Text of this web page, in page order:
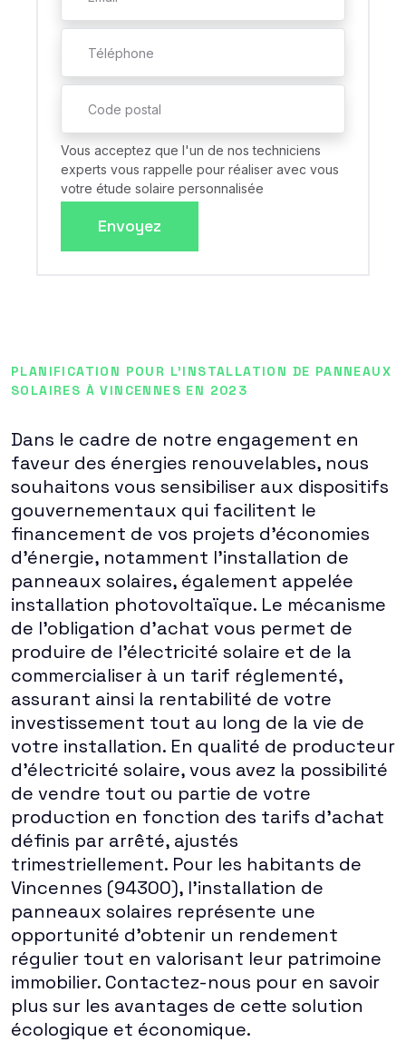
Vous acceptez que l'un de nos techniciens
experts vous rappelle pour réaliser avec vous
votre étude solaire personnalisée
Envoyez
PLANIFICATION POUR L'INSTALLATION DE PANNEAUX
SOLAIRES À VINCENNES EN 2023
Dans le cadre de notre engagement en
faveur des énergies renouvelables, nous
souhaitons vous sensibiliser aux dispositifs
gouvernementaux qui facilitent le
financement de vos projets d'économies
d'énergie, notamment l'installation de
panneaux solaires, également appelée
installation photovoltaïque. Le mécanisme
de l'obligation d'achat vous permet de
produire de l'électricité solaire et de la
commercialiser à un tarif réglementé,
assurant ainsi la rentabilité de votre
investissement tout au long de la vie de
votre installation. En qualité de producteur
d'électricité solaire, vous avez la possibilité
de vendre tout ou partie de votre
production en fonction des tarifs d'achat
définis par arrêté, ajustés
trimestriellement. Pour les habitants de
Vincennes (94300), l'installation de
panneaux solaires représente une
opportunité d'obtenir un rendement
régulier tout en valorisant leur patrimoine
immobilier. Contactez-nous pour en savoir
plus sur les avantages de cette solution
écologique et économique.